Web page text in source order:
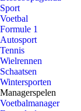
Sport
Voetbal
Formule 1
Autosport
Tennis
Wielrennen
Schaatsen
Wintersporten
Managerspelen
Voetbalmanager